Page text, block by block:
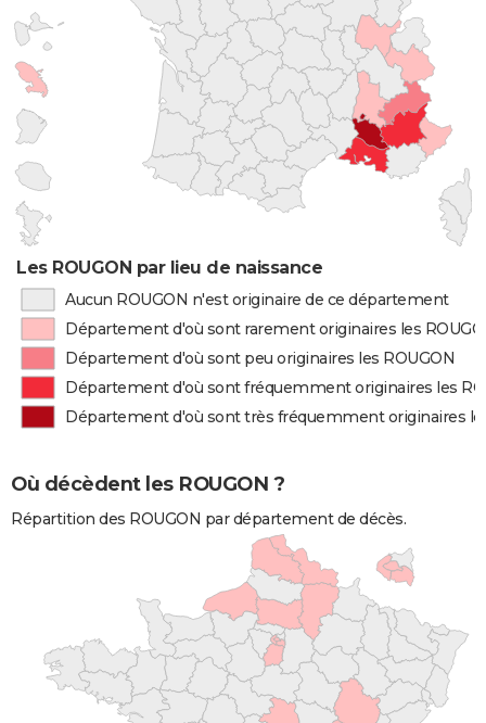
Les ROUGON par lieu de naissance
Aucun ROUGON n'est originaire de ce département
Département d'où sont rarement originaires les
Département d'où sont peu originaires les ROUGON
Département d'où sont fréquemment originaires les
Département d'où sont très fréquemment originaires
Où décèdent les ROUGON ?
Répartition des ROUGON par département de décès.